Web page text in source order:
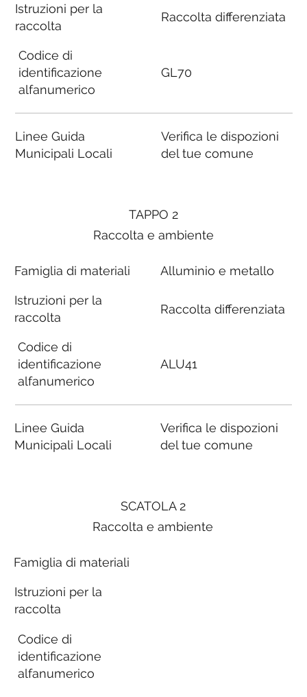
Istruzioni per la
raccolta
Codice di
identificazione
alfanumerico
Linee Guida
Municipali Locali
Raccolta differenziata
GL70
Verifica le dispozioni
del tue comune
SCATOLA 2
Raccolta e ambiente
Famiglia di materiali
Istruzioni per la
raccolta
Codice di
identificazione
alfanumerico
TAPPO 2
Raccolta e ambiente
Famiglia di materiali
Istruzioni per la
raccolta
Codice di
identificazione
alfanumerico
Linee Guida
Municipali Locali
Alluminio e metallo
Raccolta differenziata
ALU41
Verifica le dispozioni
del tue comune